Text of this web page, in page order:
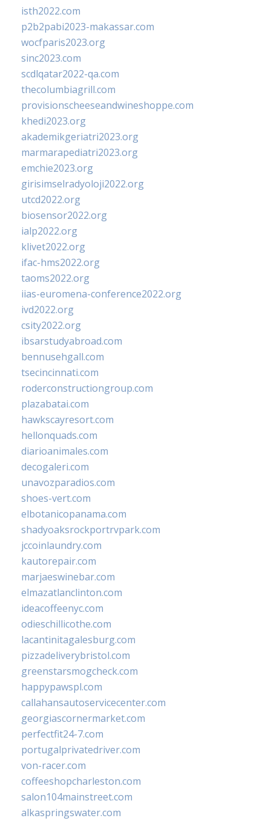
isth2022.com
p2b2pabi2023-makassar.com
wocfparis2023.org
sinc2023.com
scdlqatar2022-qa.com
thecolumbiagrill.com
provisionscheeseandwineshoppe.com
khedi2023.org
akademikgeriatri2023.org
marmarapediatri2023.org
emchie2023.org
girisimselradyoloji2022.org
utcd2022.org
biosensor2022.org
ialp2022.org
klivet2022.org
ifac-hms2022.org
taoms2022.org
iias-euromena-conference2022.org
ivd2022.org
csity2022.org
ibsarstudyabroad.com
bennusehgall.com
tsecincinnati.com
roderconstructiongroup.com
plazabatai.com
hawkscayresort.com
hellonquads.com
diarioanimales.com
decogaleri.com
unavozparadios.com
shoes-vert.com
elbotanicopanama.com
shadyoaksrockportrvpark.com
jccoinlaundry.com
kautorepair.com
marjaeswinebar.com
elmazatlanclinton.com
ideacoffeenyc.com
odieschillicothe.com
lacantinitagalesburg.com
pizzadeliverybristol.com
greenstarsmogcheck.com
happypawspl.com
callahansautoservicecenter.com
georgiascornermarket.com
perfectfit24-7.com
portugalprivatedriver.com
von-racer.com
coffeeshopcharleston.com
salon104mainstreet.com
alkaspringswater.com